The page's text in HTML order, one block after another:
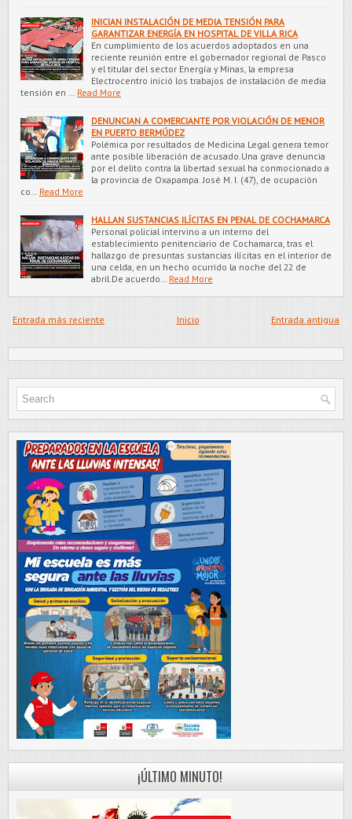
INICIAN INSTALACIÓN DE MEDIA TENSIÓN PARA
GARANTIZAR ENERGÍA EN HOSPITAL DE VILLA RICA
En cumplimiento de los acuerdos adoptados en una
reciente reunión entre el gobernador regional de Pasco
y el titular del sector Energía y Minas, la empresa
Electrocentro inició los trabajos de instalación de media
tensión en …
Read More
DENUNCIAN A COMERCIANTE POR VIOLACIÓN DE MENOR
EN PUERTO BERMÚDEZ
Polémica por resultados de Medicina Legal genera temor
ante posible liberación de acusado.Una grave denuncia
por el delito contra la libertad sexual ha conmocionado a
la provincia de Oxapampa. José M. I. (47), de ocupación
co…
Read More
HALLAN SUSTANCIAS ILÍCITAS EN PENAL DE COCHAMARCA
Personal policial intervino a un interno del
establecimiento penitenciario de Cochamarca, tras el
hallazgo de presuntas sustancias ilícitas en el interior de
una celda, en un hecho ocurrido la noche del 22 de
abril.De acuerdo…
Read More
Entrada más reciente Entrada antigua
Inicio
¡ÚLTIMO MINUTO!